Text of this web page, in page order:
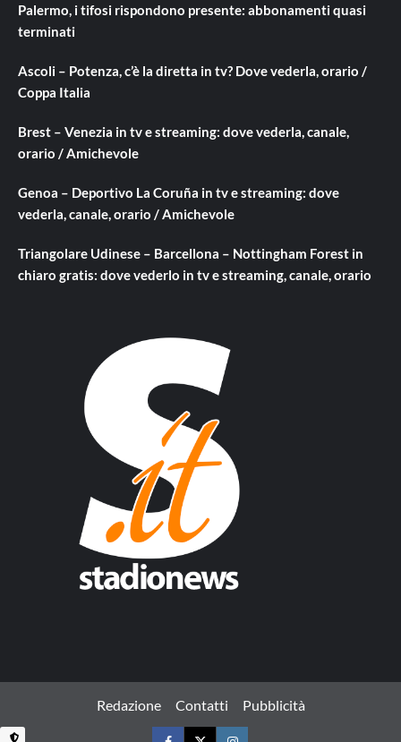
Palermo, i tifosi rispondono presente: abbonamenti quasi
terminati
Ascoli – Potenza, c’è la diretta in tv? Dove vederla, orario /
Coppa Italia
Brest – Venezia in tv e streaming: dove vederla, canale,
orario / Amichevole
Genoa – Deportivo La Coruña in tv e streaming: dove
vederla, canale, orario / Amichevole
Triangolare Udinese – Barcellona – Nottingham Forest in
chiaro gratis: dove vederlo in tv e streaming, canale, orario
Redazione Contatti Pubblicità